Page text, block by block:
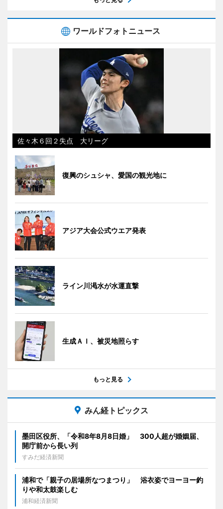
ワールドフォトニュース
佐々木６回２失点 大リーグ
復興のシュシャ、愛国の観光地に
アジア大会公式ウエア発表
ライン川渇水が水運直撃
生成ＡＩ、被災地照らす
もっと見る
みん経トピックス
墨田区役所、「令和8年8月8日婚」 300人超が婚姻届、
開庁前から長い列
すみだ経済新聞
浦和で「親子の居場所なつまつり」 浴衣姿でヨーヨー釣
りや和太鼓楽しむ
浦和経済新聞